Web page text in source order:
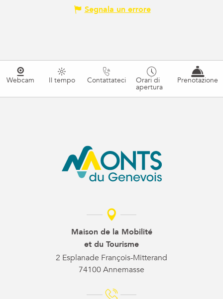
Segnala un errore
Webcam Il tempo Contattateci Orari di
apertura
Prenotazione
Maison de la Mobilité
et du Tourisme
2 Esplanade François-Mitterand
74100 Annemasse